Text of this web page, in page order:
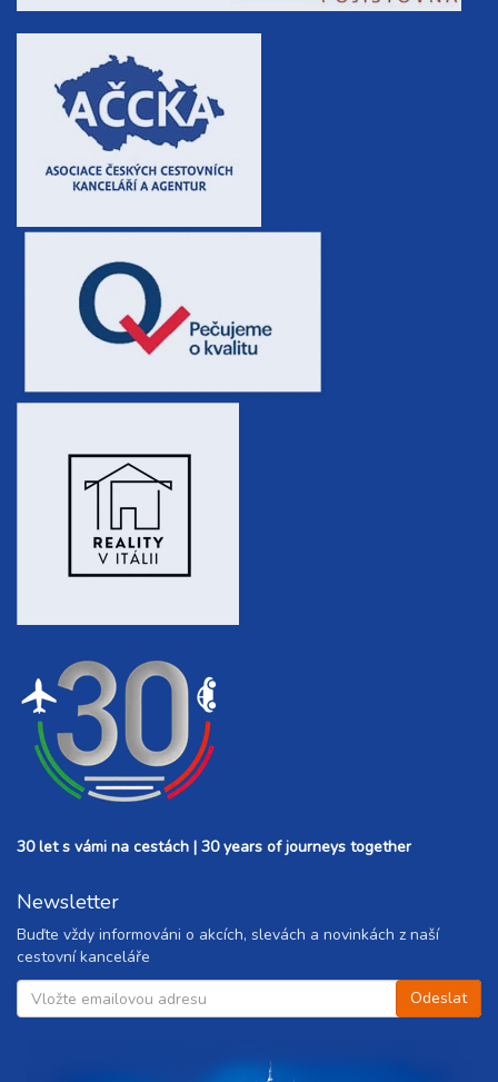
30 let s vámi na cestách | 30 years of journeys together
Newsletter
Buďte vždy informováni o akcích, slevách a novinkách z naší
cestovní kanceláře